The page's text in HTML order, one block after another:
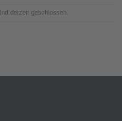
derzeit geschlossen.